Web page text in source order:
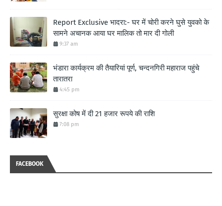
Report Exclusive भादरा:- घर में चोरी करने घुसे युवको के
सामने अचानक आया घर मालिक तो मार दी गोली
9:37 am
भंडारा कार्यक्रम की तैयारियां पूर्ण, चन्दनगिरी महाराज पहुंचे
तारातरा
4:45 pm
सुरक्षा कोष में दी 21 हजार रूपये की राशि
7:08 pm
FACEBOOK